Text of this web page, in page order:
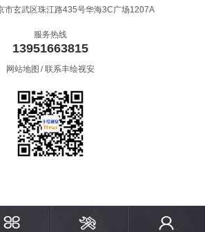
市玄武区珠江路435号华海3C广场1207A
服务热线
13951663815
网站地图 /联系丰绘视安